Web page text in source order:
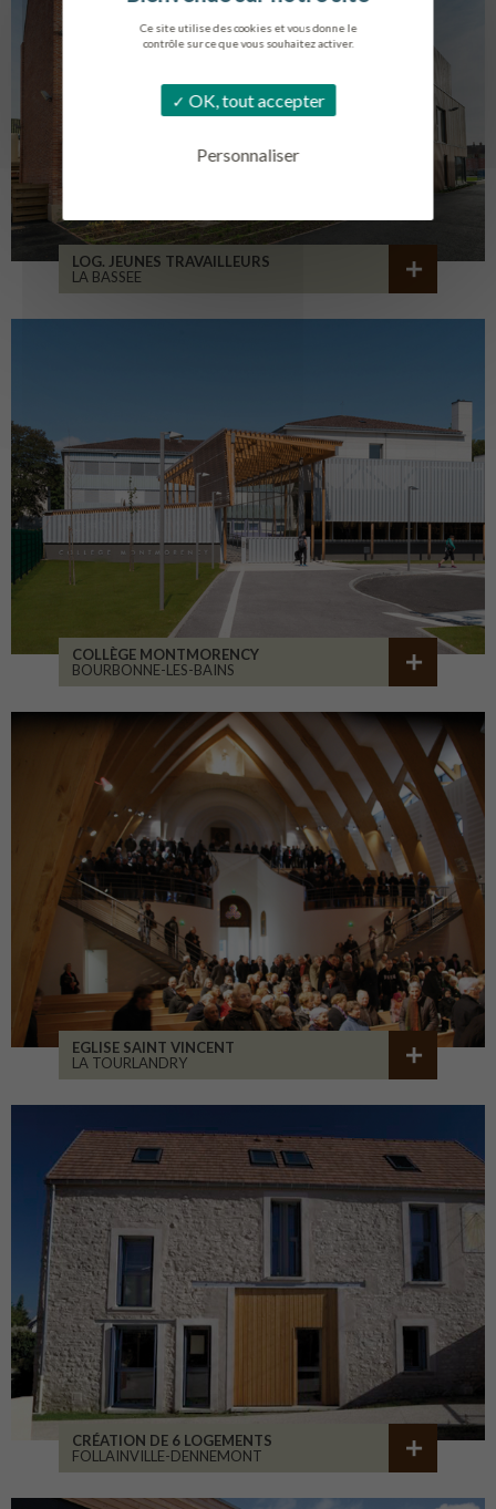
Ce site utilise des cookies et vous donne le
contrôle sur ce que vous souhaitez activer.
OK, tout accepter
Personnaliser
LOG. JEUNES TRAVAILLEURS
LA BASSEE
COLLÈGE MONTMORENCY
BOURBONNE-LES-BAINS
EGLISE SAINT VINCENT
LA TOURLANDRY
CRÉATION DE 6 LOGEMENTS
FOLLAINVILLE-DENNEMONT